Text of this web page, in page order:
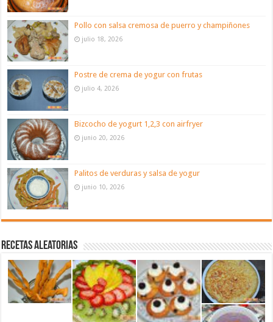
Pollo con salsa cremosa de puerro y champiñones
julio 18, 2026
Postre de crema de yogur con frutas
julio 4, 2026
Bizcocho de yogurt 1,2,3 con airfryer
junio 20, 2026
Palitos de verduras y salsa de yogur
junio 10, 2026
Recetas aleatorias